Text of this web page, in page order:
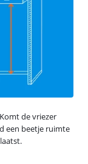
de vriezer
een beetje ruimte